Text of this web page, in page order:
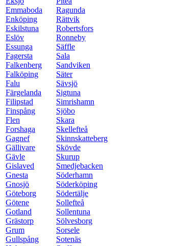
Emmaboda
Enköping
Eskilstuna
Eslöv
Essunga
Fagersta
Falkenberg
Falköping
Falu
Färgelanda
Filipstad
Finspång
Flen
Forshaga
Gagnef
Gällivare
Gävle
Gislaved
Gnesta
Gnosjö
Göteborg
Götene
Gotland
Grästorp
Grum
Gullspång
Ragunda
Rättvik
Robertsfors
Ronneby
Säffle
Sala
Sandviken
Säter
Sävsjö
Sigtuna
Simrishamn
Sjöbo
Skara
Skellefteå
Skinnskatteberg
Skövde
Skurup
Smedjebacken
Söderhamn
Söderköping
Södertälje
Sollefteå
Sollentuna
Sölvesborg
Sorsele
Sotenäs